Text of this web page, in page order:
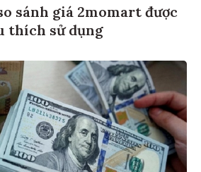
sánh giá 2momart được
thích sử dụng